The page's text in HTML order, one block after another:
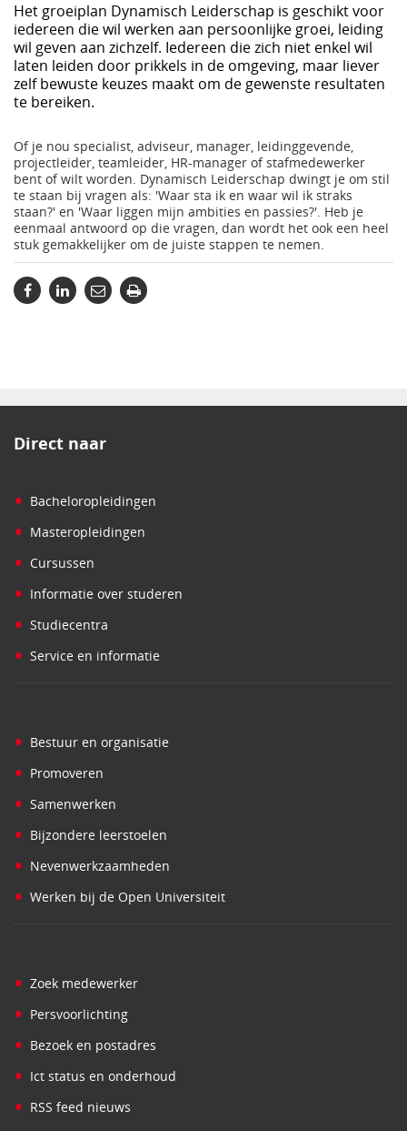
Het groeiplan Dynamisch Leiderschap is geschikt voor
iedereen die wil werken aan persoonlijke groei, leiding
wil geven aan zichzelf. Iedereen die zich niet enkel wil
laten leiden door prikkels in de omgeving, maar liever
zelf bewuste keuzes maakt om de gewenste resultaten
te bereiken.
Of je nou specialist, adviseur, manager, leidinggevende,
projectleider, teamleider, HR-manager of stafmedewerker
bent of wilt worden. Dynamisch Leiderschap dwingt je om stil
te staan bij vragen als: 'Waar sta ik en waar wil ik straks
staan?' en 'Waar liggen mijn ambities en passies?'. Heb je
eenmaal antwoord op die vragen, dan wordt het ook een heel
stuk gemakkelijker om de juiste stappen te nemen.
Direct naar
• Bacheloropleidingen
• Masteropleidingen
• Cursussen
• Informatie over studeren
• Studiecentra
• Service en informatie
• Bestuur en organisatie
• Promoveren
• Samenwerken
• Bijzondere leerstoelen
• Nevenwerkzaamheden
• Werken bij de Open Universiteit
• Zoek medewerker
• Persvoorlichting
• Bezoek en postadres
• Ict status en onderhoud
• RSS feed nieuws